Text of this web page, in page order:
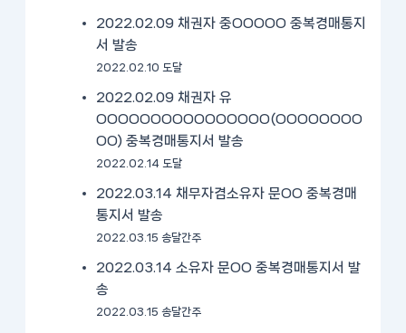
2022.02.09 채권자 중OOOOO 중복경매통지
서 발송
2022.02.10 도달
2022.02.09 채권자 유
OOOOOOOOOOOOOOOO(OOOOOOOO
OO) 중복경매통지서 발송
2022.02.14 도달
2022.03.14 채무자겸소유자 문OO 중복경매
통지서 발송
2022.03.15 송달간주
2022.03.14 소유자 문OO 중복경매통지서 발
송
2022.03.15 송달간주